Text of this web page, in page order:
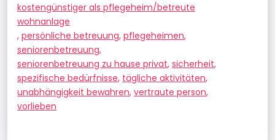
kostengünstiger als pflegeheim/betreute
wohnanlage
, persönliche betreuung, pflegeheimen,
seniorenbetreuung,
seniorenbetreuung zu hause privat, sicherheit,
spezifische bedürfnisse, tägliche aktivitäten,
unabhängigkeit bewahren, vertraute person,
vorlieben